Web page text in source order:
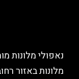
נאפולי מלונות
מלונות באזור